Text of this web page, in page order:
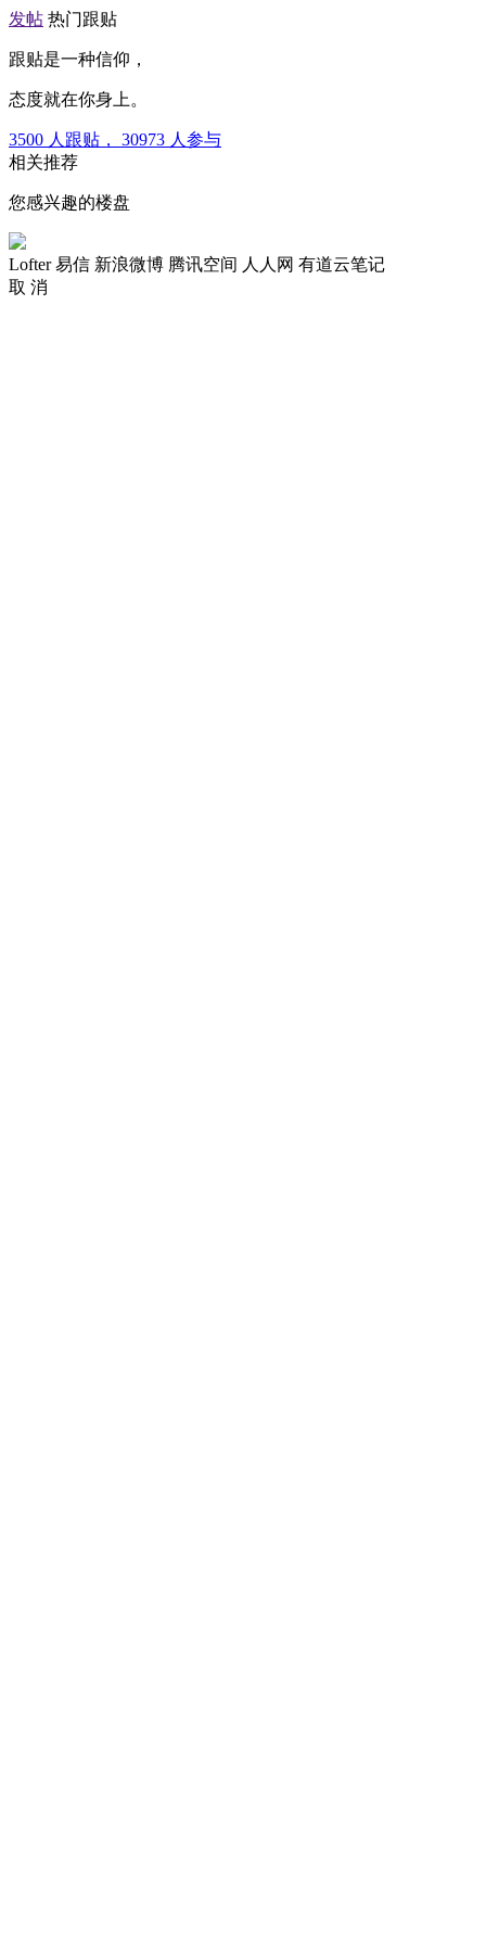
发帖 热门跟贴
跟贴是一种信仰，
态度就在你身上。
3500 人跟贴， 30973 人参与
相关推荐
您感兴趣的楼盘
Lofter 易信 新浪微博 腾讯空间 人人网 有道云笔记
取 消